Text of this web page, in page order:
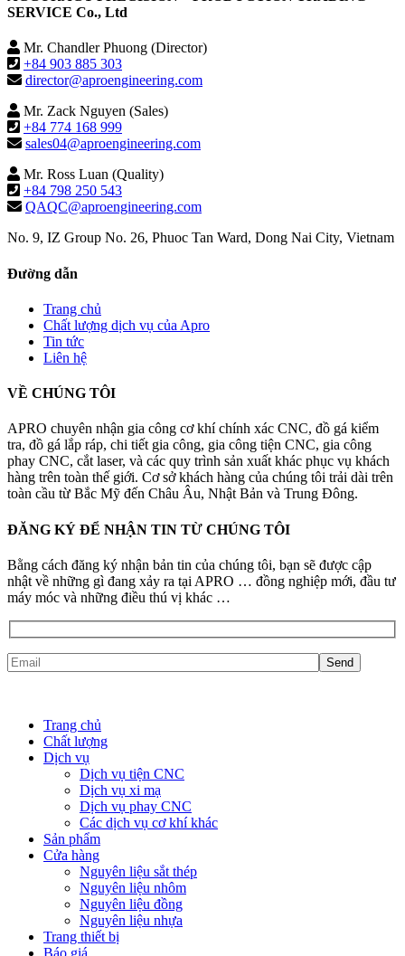
SERVICE Co., Ltd
Mr. Chandler Phuong (Director)
+84 903 885 303
director@aproengineering.com
Mr. Zack Nguyen (Sales)
+84 774 168 999
sales04@aproengineering.com
Mr. Ross Luan (Quality)
+84 798 250 543
QAQC@aproengineering.com
No. 9, IZ Group No. 26, Phuoc Tan Ward, Dong Nai City, Vietnam
Đường dẫn
Trang chủ
Chất lượng dịch vụ của Apro
Tin tức
Liên hệ
VỀ CHÚNG TÔI
APRO chuyên nhận gia công cơ khí chính xác CNC, đồ gá kiểm
tra, đồ gá lắp ráp, chi tiết gia công, gia công tiện CNC, gia công
phay CNC, cắt laser, và các quy trình sản xuất khác phục vụ khách
hàng trên toàn thế giới. Cơ sở khách hàng của chúng tôi trải dài trên
toàn cầu từ Bắc Mỹ đến Châu Âu, Nhật Bản và Trung Đông.
ĐĂNG KÝ ĐỂ NHẬN TIN TỪ CHÚNG TÔI
Bằng cách đăng ký nhận bản tin của chúng tôi, bạn sẽ được cập
nhật về những gì đang xảy ra tại APRO … đồng nghiệp mới, đầu tư
máy móc và những điều thú vị khác …
Trang chủ
Chất lượng
Dịch vụ
Dịch vụ tiện CNC
Dịch vụ xi mạ
Dịch vụ phay CNC
Các dịch vụ cơ khí khác
Sản phẩm
Cửa hàng
Nguyên liệu sắt thép
Nguyên liệu nhôm
Nguyên liệu đồng
Nguyên liệu nhựa
Trang thiết bị
Báo giá